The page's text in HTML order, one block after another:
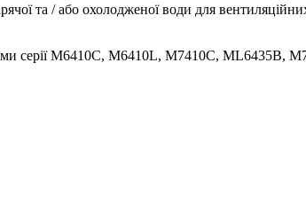
та / або охолодженої води для
серії M6410C, M6410L, M7410C, ML6435B,